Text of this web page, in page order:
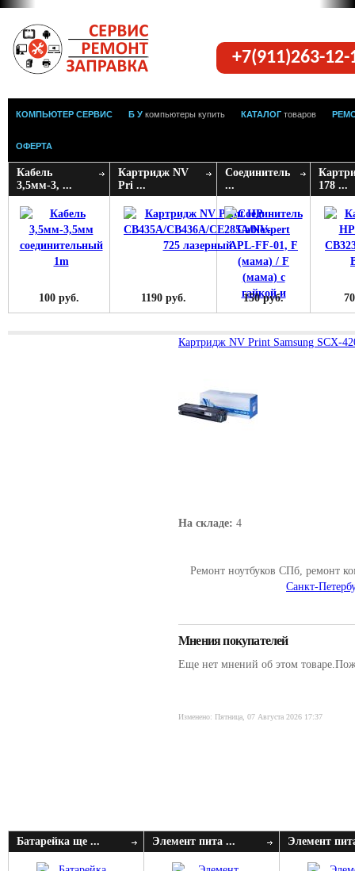
+7(911)263-
КОМПЬЮТЕР СЕРВИС Б У компьютеры купить КАТАЛОГ товаров
ОФЕРТА
Кабель
3,5мм-3, ...
100 руб.
Картридж NV
Pri ...
1190 руб.
Соединитель
...
150 руб.
178 ...
Картридж NV Print Samsung SCX-
На складе: 4
Ремонт ноутбуков СПб, ремонт
Санкт-
Мнения покупателей
Еще нет мнений об этом
Изменено: Пятница, 07 Августа 2026 17:37
Батарейка ще ... Элемент пита ... Элемент